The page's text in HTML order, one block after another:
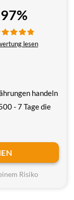
handeln
- 7 Tage die
97%
lesen
Risiko